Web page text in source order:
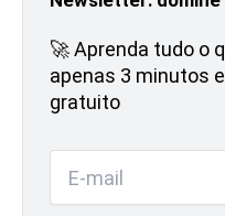
🚀 Aprenda tudo o
apenas 3 minutos
gratuito